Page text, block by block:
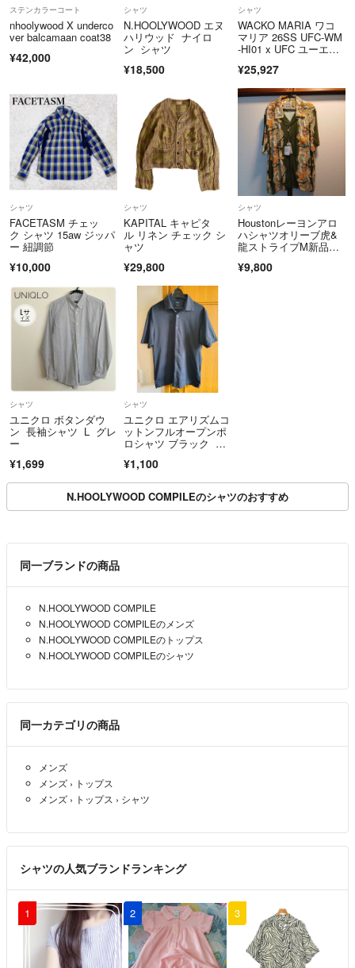
【自己紹介】
元大手アパレルブランド店長です
数年前まで百貨店で勤務しておりました
みんなが笑顔になれれば良いな をモットーに出来るだけお得にお買い
物していただけるよう頑張ります
至らぬ点はあるかとは思いますが誠心誠意頑張っていきますのでよろし
くお願いいたします
ご質問等ございましたらお気軽にコメントにご記入ください
ステンカラーコート
nhoolywood X underco
ver balcamaan coat38
¥42,000
シャツ
N.HOOLYWOOD エヌ
ハリウッド ナイロ
ン シャツ
¥18,500
シャツ
WACKO MARIA ワコ
マリア 26SS UFC-WM
-HI01 x UFC ユーエフ
HIRT TYPE-1 ハワイ
プンカラー 半袖 シャ
ツ ホワイト系 S【新古
品】【未使用】【中
¥25,927
シャツ
FACETASM チェッ
ク シャツ 15aw ジッパ
ー 紐調節
¥10,000
シャツ
KAPITAL キャピタ
ル リネン チェック シ
ャツ
¥29,800
シャツ
Houstonレーヨンアロ
ハシャツオリーブ虎&
龍ストライプM新品未
¥9,800
シャツ
ユニクロ ボタンダウ
ン 長袖シャツ L グレ
ー
¥1,699
シャツ
ユニクロ エアリズムコ
ットンフルオープンポ
ロシャツ ブラック 09
¥1,100
N.HOOLYWOOD COMPILEのシャツのおすすめ
同一ブランドの商品
N.HOOLYWOOD COMPILE
N.HOOLYWOOD COMPILEのメンズ
N.HOOLYWOOD COMPILEのトップス
N.HOOLYWOOD COMPILEのシャツ
同一カテゴリの商品
メンズ
メンズ › トップス
メンズ › トップス › シャツ
シャツの人気ブランドランキング
1 2 3